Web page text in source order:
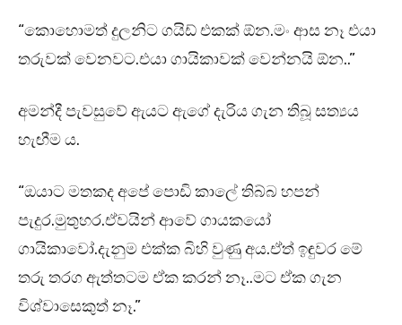
“කොහොමත් දුලනිට ගයිඩ් එකක් ඕන.මං ආස නෑ එයා
තරුවක් වෙනවට.එයා ගායිකාවක් වෙන්නයි ඕන..”
අමන්දී පැවසුවේ ඇයට ඇගේ දැරිය ගැන තිබූ සත්‍යය
හැඟීම ය.
“ඔයාට මතකද අපේ පොඩි කාලේ තිබ්බ හපන්
පැදුර.මුතුහර.ඒවයින් ආවේ ගායකයෝ
ගායිකාවෝ.දැනුම එක්ක බිහි වුණු අය.ඒත් ඉඳුවර මේ
තරු තරග ඇත්තටම ඒක කරන් නෑ..මට ඒක ගැන
විශ්වාසෙකුත් නෑ.”